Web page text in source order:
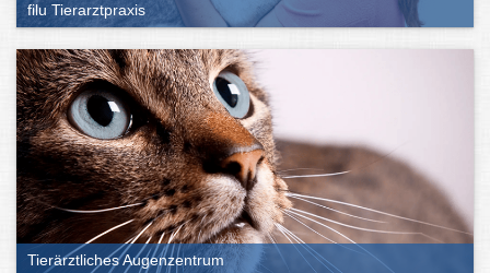
filu Tierarztpraxis
Tierärztliches Augenzentrum